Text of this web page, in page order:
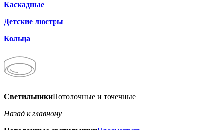
Каскадные
Детские люстры
Кольца
СветильникиПотолочные и точечные
Назад к главному